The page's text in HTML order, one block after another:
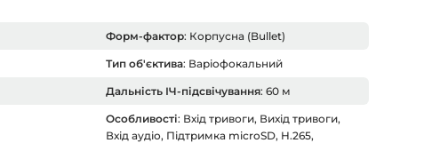
Форм-фактор: Корпусна (Bullet)
Тип об'єктива: Варіофокальний
Дальність ІЧ-підсвічування: 60 м
Особливості: Вхід тривоги, Вихід тривоги,
Вхід аудіо, Підтримка microSD, H.265,